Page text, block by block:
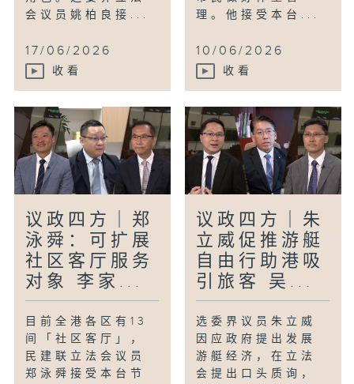
会议员姚柏良接...
17/06/2026
收看
理。他接受本台...
10/06/2026
收看
议政四方｜郑
泳舜：可扩展
社区客厅服务
对象 李家...
目前全港各区有13
间「社区客厅」，
民建联立法会议员
郑泳舜接受本台节
议政四方｜朱
立威促推游艇
自由行助港吸
引旅客 吴...
选委界议员朱立威
因应政府提出发展
游艇经济，在立法
会提出口头质询，